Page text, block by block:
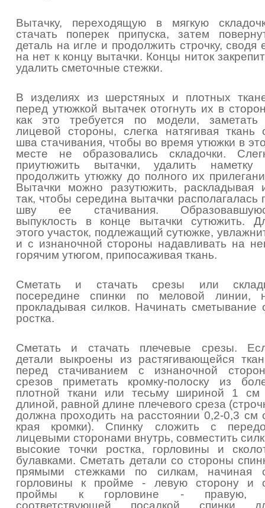
Вытачку, переходящую в мягкую
стачать поперек припуска, затем
деталь на игле и продолжить строчку, сводя
на нет к концу вытачки. Концы ниток
удалить сметочные стежки.
В изделиях из шерстяных и плотных
перед утюжкой вытачек отогнуть их в
как это требуется по модели,
лицевой стороны, слегка натягивая ткань
шва стачивания, чтобы во время утюжки в
месте не образовались складочки.
приутюжить вытачки, удалить наметку
продолжить утюжку до полного их
Вытачки можно разутюжить, раскладывая
так, чтобы середина вытачки располагалась
шву ее стачивания.
выпуклость в конце вытачки сутюжить.
этого участок, подлежащий сутюжке,
и с изнаночной стороны надавливать на
горячим утюгом, припосаживая ткань.
Сметать и стачать срезы или
посередине спинки по меловой линии,
прокладывая силков. Начинать сметывание
ростка.
Сметать и стачать плечевые срезы.
детали выкроены из растягивающейся
перед стачиванием с изнаночной
срезов приметать кромку-полоску из
плотной ткани или тесьму шириной 1
длиной, равной длине плечевого среза
должна проходить на расстоянии 0,2-0,3 см
края кромки). Спинку сложить с
лицевыми сторонами внутрь, совместить
высокие точки ростка, горловины и
булавками. Сметать детали со стороны
прямыми стежками по силкам, начиная
горловины к пройме - левую сторону и
проймы к горловине - правую,
соответствующей посадкой спинки